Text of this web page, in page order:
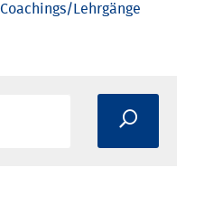
Coachings/­Lehrgänge